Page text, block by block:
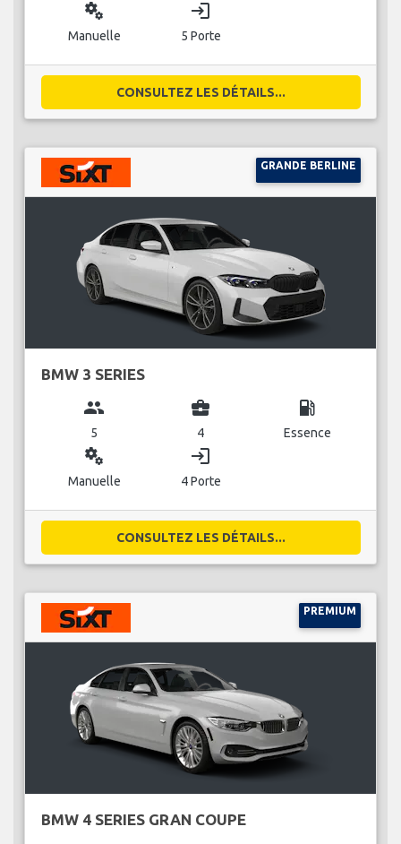
miscellaneous_services
Manuelle
login
5 Porte
CONSULTEZ LES DÉTAILS...
GRANDE BERLINE
BMW 3 SERIES
group
5
business_center
4
local_gas_station
Essence
miscellaneous_services
Manuelle
login
4 Porte
CONSULTEZ LES DÉTAILS...
PREMIUM
BMW 4 SERIES GRAN COUPE